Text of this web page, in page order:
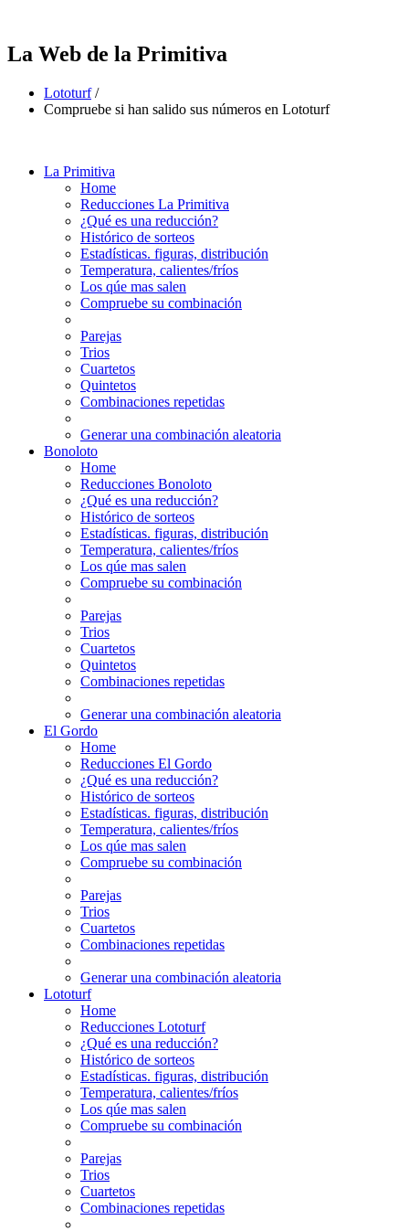
La Web de la Primitiva
Lototurf /
Compruebe si han salido sus números en Lototurf
La Primitiva
Home
Reducciones La Primitiva
¿Qué es una reducción?
Histórico de sorteos
Estadísticas. figuras, distribución
Temperatura, calientes/fríos
Los qúe mas salen
Compruebe su combinación
Parejas
Trios
Cuartetos
Quintetos
Combinaciones repetidas
Generar una combinación aleatoria
Bonoloto
Home
Reducciones Bonoloto
¿Qué es una reducción?
Histórico de sorteos
Estadísticas. figuras, distribución
Temperatura, calientes/fríos
Los qúe mas salen
Compruebe su combinación
Parejas
Trios
Cuartetos
Quintetos
Combinaciones repetidas
Generar una combinación aleatoria
El Gordo
Home
Reducciones El Gordo
¿Qué es una reducción?
Histórico de sorteos
Estadísticas. figuras, distribución
Temperatura, calientes/fríos
Los qúe mas salen
Compruebe su combinación
Parejas
Trios
Cuartetos
Combinaciones repetidas
Generar una combinación aleatoria
Lototurf
Home
Reducciones Lototurf
¿Qué es una reducción?
Histórico de sorteos
Estadísticas. figuras, distribución
Temperatura, calientes/fríos
Los qúe mas salen
Compruebe su combinación
Parejas
Trios
Cuartetos
Combinaciones repetidas